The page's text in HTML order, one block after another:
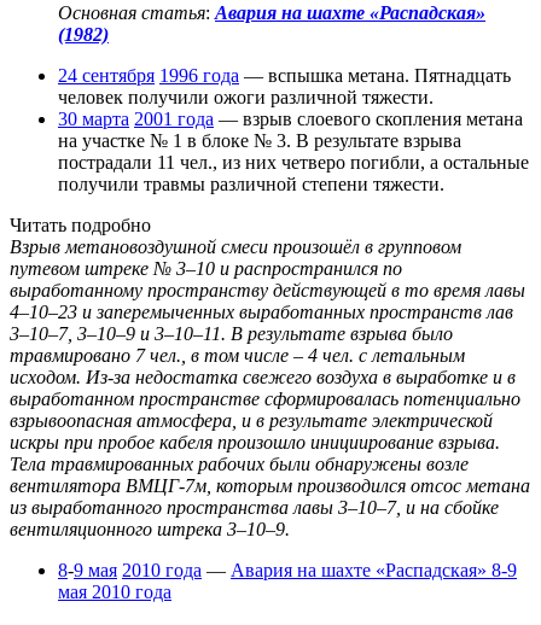
Основная статья: Авария на шахте «Распадская»
(1982)
24 сентября 1996 года — вспышка метана. Пятнадцать
человек получили ожоги различной тяжести.
30 марта 2001 года — взрыв слоевого скопления метана
на участке № 1 в блоке № 3. В результате взрыва
пострадали 11 чел., из них четверо погибли, а остальные
получили травмы различной степени тяжести.
Читать подробно
Взрыв метановоздушной смеси произошёл в групповом
путевом штреке № 3–10 и распространился по
выработанному пространству действующей в то время лавы
4–10–23 и заперемыченных выработанных пространств лав
3–10–7, 3–10–9 и 3–10–11. В результате взрыва было
травмировано 7 чел., в том числе – 4 чел. с летальным
исходом. Из-за недостатка свежего воздуха в выработке и в
выработанном пространстве сформировалась потенциально
взрывоопасная атмосфера, и в результате электрической
искры при пробое кабеля произошло инициирование взрыва.
Тела травмированных рабочих были обнаружены возле
вентилятора ВМЦГ-7м, которым производился отсос метана
из выработанного пространства лавы 3–10–7, и на сбойке
вентиляционного штрека 3–10–9.
8-9 мая 2010 года — Авария на шахте «Распадская» 8-9
мая 2010 года